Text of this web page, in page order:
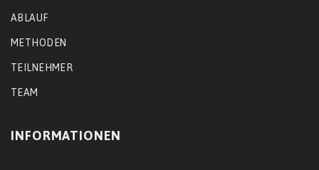
ABLAUF
METHODEN
TEILNEHMER
TEAM
INFORMATIONEN